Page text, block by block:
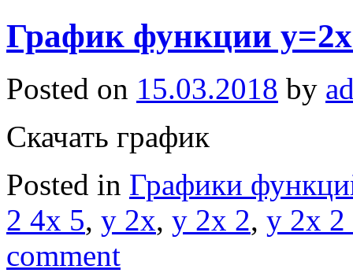
График функции
Posted on 15.03.2018 by
Скачать график
Posted in Графики
2 4x 5, y 2x, y 2x 2, y 2x 2
comment